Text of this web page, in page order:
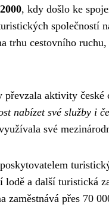
, kdy došlo ke
společností
trhu cestovního
aktivity české
nabízet své služby i
své
lodě a další turistická
přes 70